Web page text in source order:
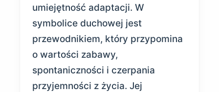
umiejętność adaptacji. W
symbolice duchowej jest
przewodnikiem, który przypomina
o wartości zabawy,
spontaniczności i czerpania
przyjemności z życia. Jej